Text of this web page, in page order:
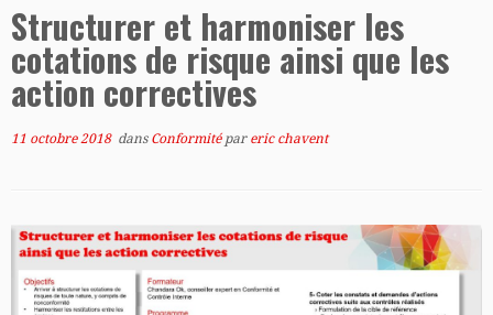
Structurer et harmoniser les
cotations de risque ainsi que les
action correctives
11 octobre 2018dans Conformité par eric chavent